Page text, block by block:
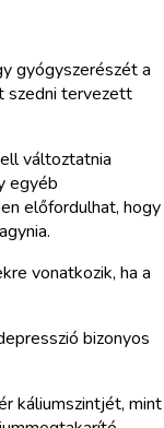
gyógyszerészét a
szedni tervezett
változtatnia
egyéb
előfordulhat, hogy
vonatkozik, ha a
bizonyos
káliumszintjét, mint